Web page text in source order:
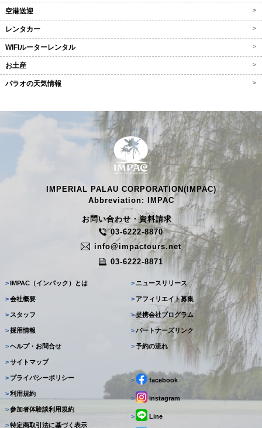
空港送迎 >
レンタカー >
WIFIルーターレンタル >
お土産 >
パラオの天気情報 >
IMPERIAL PALAU CORPORATION(IMPAC)
Abbreviation: IMPAC
お問い合わせ・資料請求
03-6222-8870
info@impactours.net
03-6222-8871
> IMPAC（インパック）とは
>会社概要
> スタッフ
>採用情報
>ヘルプ・お問合せ
>サイトマップ
> ニュースリリース
> アフィリエイト募集
>提携会社プログラム
>パートナーズリンク
>予約の流れ
> プライバシーポリシー
>利用規約
>参加者体験談利用規約
>特定商取引法に基づく表示
> facebook
> instagram
> Line